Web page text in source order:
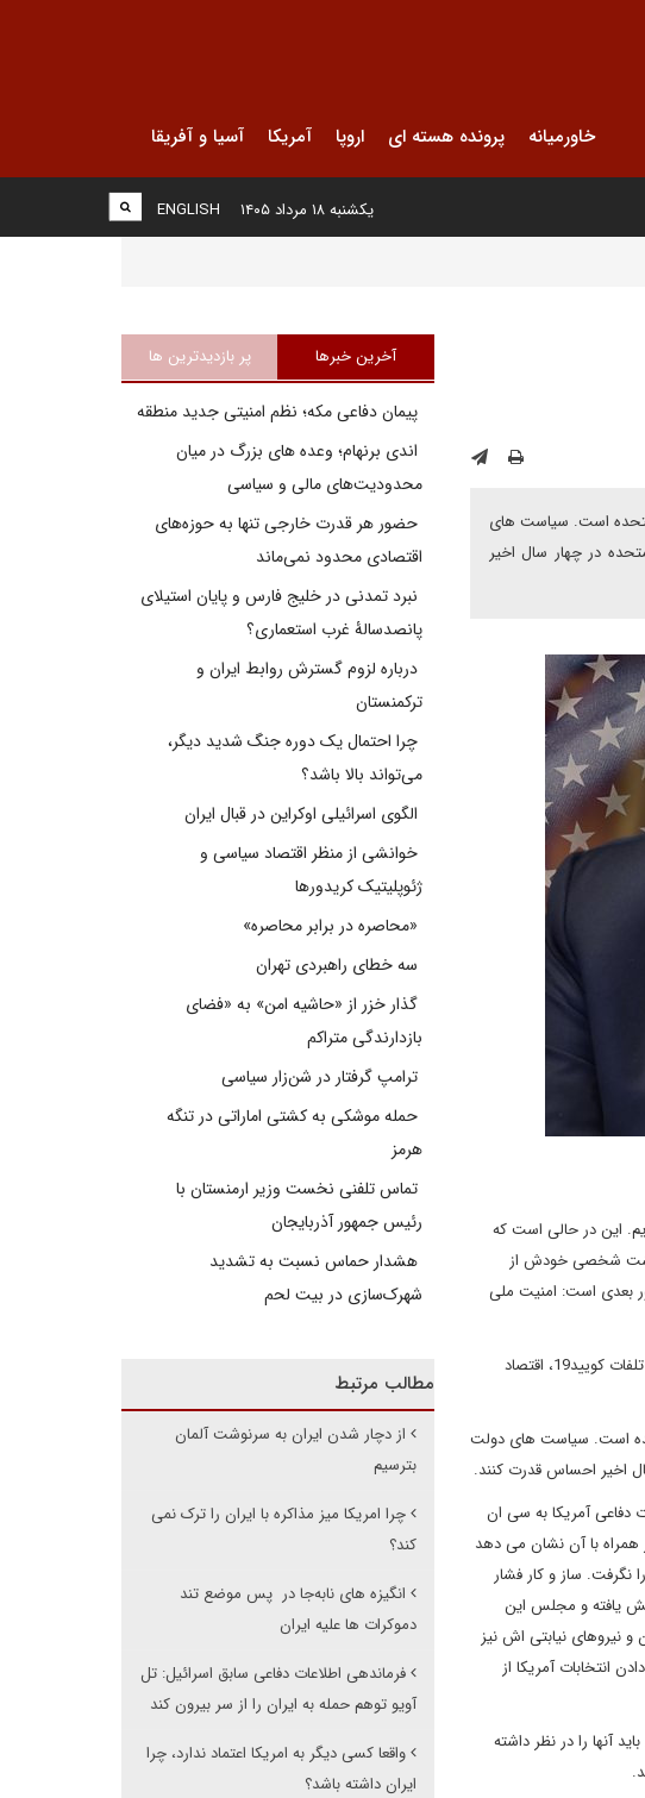
خاورمیانه پرونده هسته ای اروپا آمریکا آسیا و آفریقا
ENGLISH یکشنبه ۱۸ مرداد ۱۴۰۵
متحده است. سیاست های
در چهار سال اخیر
این در حالی است که
برداشت شخصی خودش از
رئیس جمهور بعدی است: امنیت ملی
توانایی قدرت آمریکا در خارج از کشور بی ارتباط با ناتوانایی های داخلی نیست. دشمنان و متحدان ما می دانند که حواس ما پرت است: تلفات کویید19، اقتصاد
است. سیاست های دولت
اخیر احساس قدرت کنند.
دفاعی آمریکا به سی ان
همراه با آن نشان می دهد
نگرفت. ساز و کار فشار
یافته و مجلس این
حملات متعارف ایران و نیروهای نیابتی اش نیز
انتخابات آمریکا از
آنها را در نظر داشته
آخرین خبرها پر بازدیدترین ها
پیمان دفاعی مکه؛ نظم امنیتی جدید منطقه
اندی برنهام؛ وعده های بزرگ در میان
محدودیت‌های مالی و سیاسی
حضور هر قدرت خارجی تنها به حوزه‌های
اقتصادی محدود نمی‌ماند
نبرد تمدنی در خلیج فارس و پایان استیلای
پانصدسالۀ غرب استعماری؟
درباره لزوم گسترش روابط ایران و
ترکمنستان
چرا احتمال یک دوره جنگ شدید دیگر،
می‌تواند بالا باشد؟
الگوی اسرائیلی اوکراین در قبال ایران
خوانشی از منظر اقتصاد سیاسی و
ژئوپلیتیک کریدورها
«محاصره در برابر محاصره»
سه خطای راهبردی تهران
گذار خزر از «حاشیه امن» به «فضای
بازدارندگی متراکم
ترامپ گرفتار در شن‌زار سیاسی
حمله موشکی به کشتی اماراتی در تنگه
هرمز
تماس تلفنی نخست وزیر ارمنستان با
رئیس جمهور آذربایجان
هشدار حماس نسبت به تشدید
شهرک‌سازی در بیت‌ لحم
مطالب مرتبط
از دچار شدن ایران به سرنوشت آلمان
بترسیم
چرا امریکا میز مذاکره با ایران را ترک نمی
کند؟
انگیزه های نابه‌جا در پس موضع تند
دموکرات ها علیه ایران
فرماندهی اطلاعات دفاعی سابق اسرائیل: تل
آویو توهم حمله به ایران را از سر بیرون کند
واقعا کسی دیگر به امریکا اعتماد ندارد، چرا
ایران داشته باشد؟